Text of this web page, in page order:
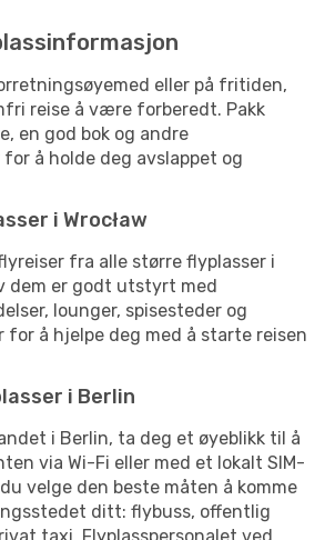
eller på fritiden,
reise å være forberedt. Pakk
en god bok og andre
å holde deg avslappet og
i Wrocław
fra alle større flyplasser i
dem er godt utstyrt med
lounger, spisesteder og
å hjelpe deg med å starte reisen
i Berlin
i Berlin, ta deg et øyeblikk til å
via Wi-Fi eller med et lokalt SIM-
velge den beste måten å komme
ditt: flybuss, offentlig